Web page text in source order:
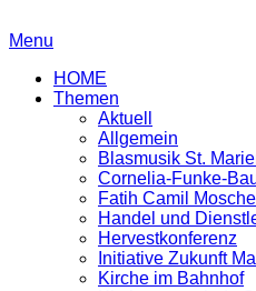
Menu
HOME
Themen
Aktuell
Allgemein
Blasmusik St.
Cornelia-Funke-
Fatih Camil
Handel und
Hervestkonferenz
Initiative Zukunft
Kirche im Bahnhof